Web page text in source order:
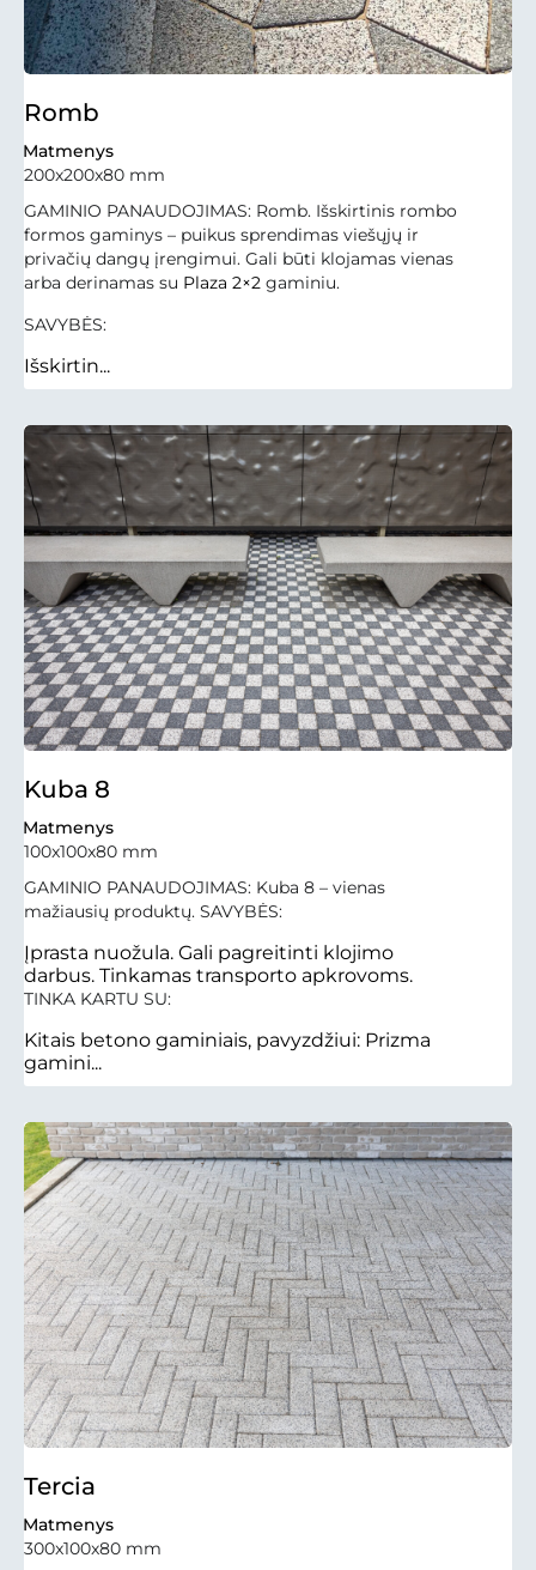
Romb
Matmenys
200x200x80 mm
GAMINIO PANAUDOJIMAS: Romb. Išskirtinis rombo
formos gaminys – puikus sprendimas viešųjų ir
privačių dangų įrengimui. Gali būti klojamas vienas
arba derinamas su Plaza 2×2 gaminiu.
SAVYBĖS:
Išskirtin...
Kuba 8
Matmenys
100x100x80 mm
GAMINIO PANAUDOJIMAS: Kuba 8 – vienas
mažiausių produktų. SAVYBĖS:
Įprasta nuožula. Gali pagreitinti klojimo
darbus. Tinkamas transporto apkrovoms.
TINKA KARTU SU:
Kitais betono gaminiais, pavyzdžiui: Prizma
gamini...
Tercia
Matmenys
300x100x80 mm